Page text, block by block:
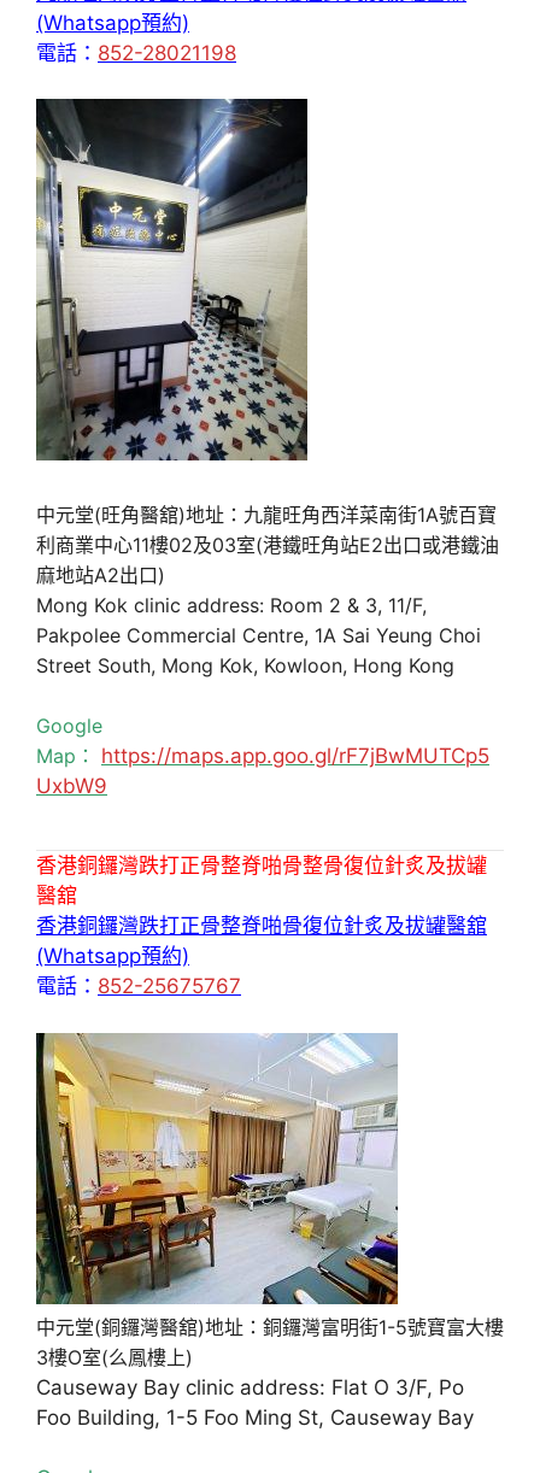
(Whatsapp預約)
電話： 852-28021198
中元堂(旺角醫舘)地址：九龍旺角西洋菜南街1A號百寶
利商業中心11樓02及03室(港鐵旺角站E2出口或港鐵油
麻地站A2出口)
Mong Kok clinic address: Room 2 & 3, 11/F,
Pakpolee Commercial Centre, 1A Sai Yeung Choi
Street South, Mong Kok, Kowloon, Hong Kong
Google
Map： https://maps.app.goo.gl/rF7jBwMUTCp5
UxbW9
香港銅鑼灣跌打正骨整脊啪骨整骨復位針炙及拔罐
醫舘
香港銅鑼灣跌打正骨整脊啪骨復位針炙及拔罐醫舘
(Whatsapp預約)
電話： 852-25675767
中元堂(銅鑼灣醫舘)地址：銅鑼灣富明街1-5號寶富大樓
3樓O室(么鳳樓上)
Causeway Bay clinic address: Flat O 3/F, Po
Foo Building, 1-5 Foo Ming St, Causeway Bay